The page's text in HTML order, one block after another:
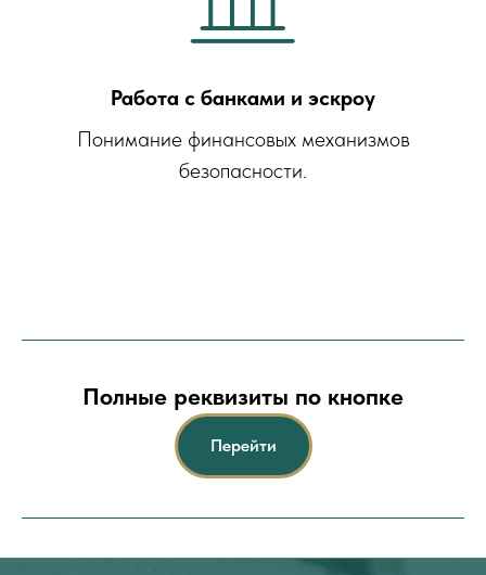
Работа с банками и эскроу
Понимание финансовых механизмов
безопасности.
Полные реквизиты по кнопке
Перейти